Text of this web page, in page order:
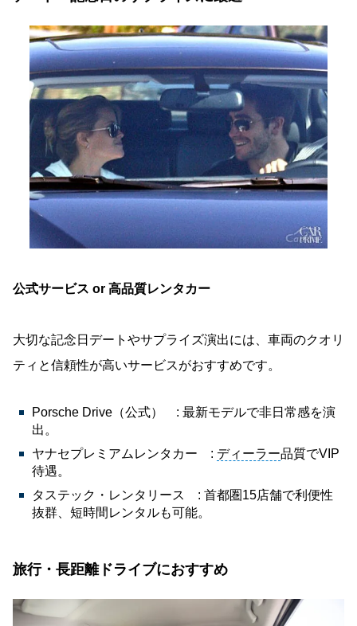
公式サービス or 高品質レンタカー
大切な記念日デートやサプライズ演出には、車両のクオリ
ティと信頼性が高いサービスがおすすめです。
Porsche Drive（公式） : 最新モデルで非日常感を演
出。
ヤナセプレミアムレンタカー : ディーラー品質でVIP
待遇。
タステック・レンタリース : 首都圏15店舗で利便性
抜群、短時間レンタルも可能。
旅行・長距離ドライブにおすすめ